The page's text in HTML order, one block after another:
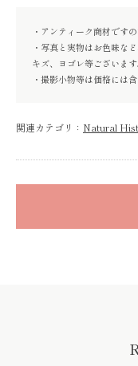
・アンティーク商材です
・写真と実物はお色味な
キズ、ヨゴレ等ございま
・撮影小物等は価格には含
関連カテゴリ： Natural